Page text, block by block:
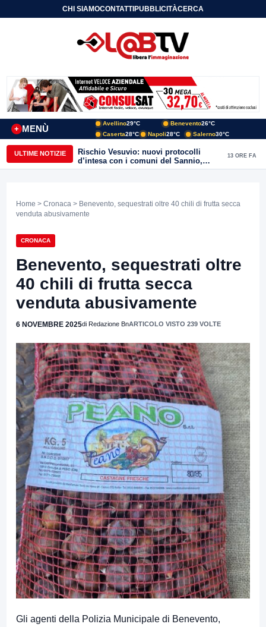
CHI SIAMOCONTATTIPUBBLICITÀCERCA
MENÙ
+
Avellino29°C Benevento26°C
Caserta28°C Napoli28°C Salerno30°C
ULTIME NOTIZIE
Rischio Vesuvio: nuovi protocolli
d’intesa con i comuni del Sannio,
firmato il protocollo con Arpaise
13 ORE FA
Home > Cronaca > Benevento, sequestrati oltre 40 chili di frutta secca
venduta abusivamente
CRONACA
Benevento, sequestrati oltre
40 chili di frutta secca
venduta abusivamente
6 NOVEMBRE 2025di Redazione BnARTICOLO VISTO 239 VOLTE
Gli agenti della Polizia Municipale di Benevento,